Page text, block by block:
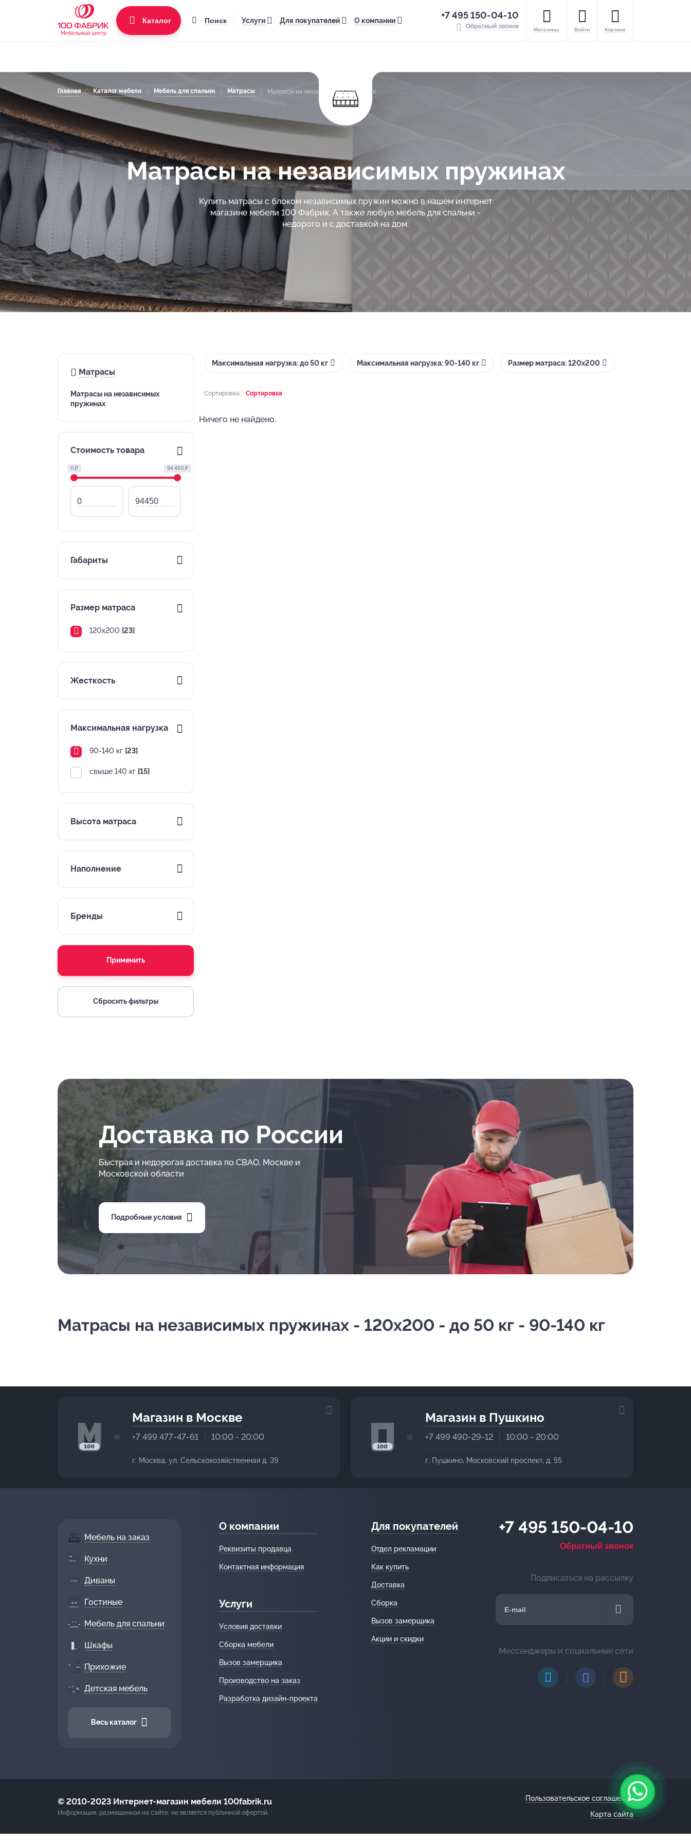
Мебельный центр
Каталог Поиск Услуги Для покупателей О компании +7 495 150-04-10
Обратный звонок Магазины Войти Корзина
Главная Каталог мебели Мебель для спальни Матрасы Матрасы на независимых пружинах
Матрасы на независимых пружинах
Купить матрасы с блоком независимых пружин можно в нашем интернет
магазине мебели 100 Фабрик. А также любую мебель для спальни -
недорого и с доставкой на дом.
Матрасы
Матрасы на независимых
пружинах
Стоимость товара
0 ₽ 94 450 ₽
Габариты
Размер матраса
120х200 [23]
Жесткость
Максимальная нагрузка
90-140 кг [23]
свыше 140 кг [15]
Высота матраса
Наполнение
Бренды
Применить
Сбросить фильтры
Максимальная нагрузка: до 50 кг Максимальная нагрузка: 90-140 кг Размер матраса: 120х200
Сортировка: Сортировка
Ничего не найдено.
Доставка по России
Быстрая и недорогая доставка по СВАО, Москве и
Московской области
Подробные условия
Матрасы на независимых пружинах - 120х200 - до 50 кг - 90-140 кг
Магазин в Москве
+7 499 477-47-61 10:00 - 20:00
г. Москва, ул. Сельскохозяйственная д. 39
Магазин в Пушкино
+7 499 490-29-12 10:00 - 20:00
г. Пушкино, Московский проспект, д. 55
Мебель на заказ
Кухни
Диваны
Гостиные
Мебель для спальни
Шкафы
Прихожие
Детская мебель
Весь каталог
О компании
Реквизиты продавца
Контактная информация
Услуги
Условия доставки
Сборка мебели
Вызов замерщика
Производство на заказ
Разработка дизайн-проекта
Для покупателей
Отдел рекламации
Как купить
Доставка
Сборка
Вызов замерщика
Акции и скидки
+7 495 150-04-10
Обратный звонок
Подписаться на рассылку
Мессенджеры и социальные сети
© 2010-2023 Интернет-магазин мебели 100fabrik.ru
Информация, размещенная на сайте, не является публичной офертой.
Пользовательское соглашение
Карта сайта